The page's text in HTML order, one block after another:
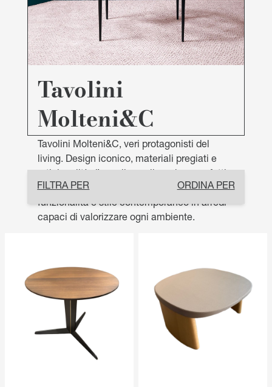
Tavolini
Molteni&C
Tavolini Molteni&C, veri protagonisti del
living. Design iconico, materiali pregiati e
per la casa o spazi istituzionali, unendo
funzionalità e stile contemporaneo in arredi
capaci di valorizzare ogni ambiente.
FILTRA PER ORDINA PER